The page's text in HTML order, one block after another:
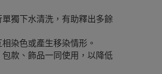
獨下水清洗，有助釋出多餘
染色或產生移染情形。
款、飾品一同使用，以降低